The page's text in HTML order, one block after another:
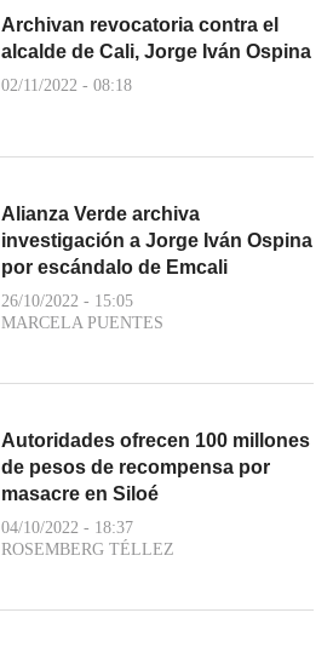
Archivan revocatoria contra el
alcalde de Cali, Jorge Iván Ospina
02/11/2022 - 08:18
Alianza Verde archiva
investigación a Jorge Iván Ospina
por escándalo de Emcali
26/10/2022 - 15:05
MARCELA PUENTES
Autoridades ofrecen 100 millones
de pesos de recompensa por
masacre en Siloé
04/10/2022 - 18:37
ROSEMBERG TÉLLEZ